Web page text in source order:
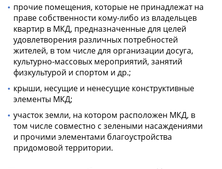
прочие помещения, которые не принадлежат на
праве собственности кому-либо из владельцев
квартир в МКД, предназначенные для целей
удовлетворения различных потребностей
жителей, в том числе для организации досуга,
культурно-массовых мероприятий, занятий
физкультурой и спортом и др.;
крыши, несущие и ненесущие конструктивные
элементы МКД;
участок земли, на котором расположен МКД, в
том числе совместно с зелеными насаждениями
и прочими элементами благоустройства
придомовой территории.